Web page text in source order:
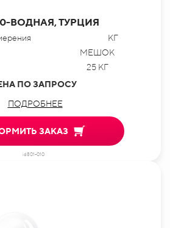
ВОДНАЯ, ТУРЦИЯ
КГ
МЕШОК
25 КГ
ПО ЗАПРОСУ
ПОДРОБНЕЕ
ЗАКАЗ
id801-010